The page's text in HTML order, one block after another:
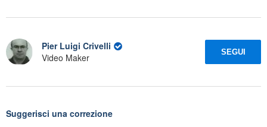
Pier Luigi Crivelli
Video Maker
SEGUI
Suggerisci una correzione